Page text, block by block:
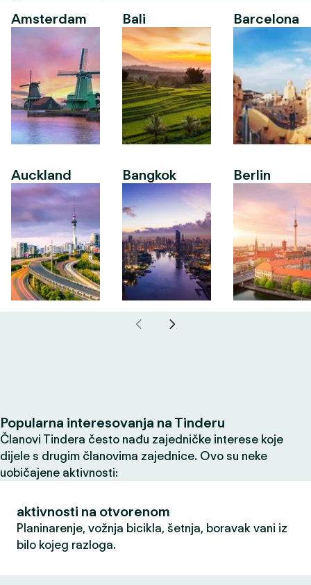
Amsterdam
Auckland
Bali
Bangkok
Barcelona
Berlin
Popularna interesovanja na Tinderu
Članovi Tindera često nađu zajedničke interese koje
dijele s drugim članovima zajednice. Ovo su neke
uobičajene aktivnosti:
aktivnosti na otvorenom
Planinarenje, vožnja bicikla, šetnja, boravak vani iz
bilo kojeg razloga.